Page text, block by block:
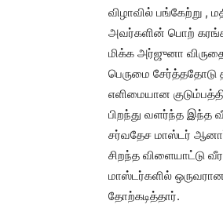
விழாவில் பங்கேற்று ,
அவர்களின் பொற்
மிக்க அர்ஜுனா
பெருமை சேர்த்ததோடு
எளிமையான
பிறந்து வளர்ந்த இந்த
சர்வதேச மாஸ்டர்
சிறந்த விளையாட்டு
மாஸ்டர்களில்
தோற்கடித்தார்.